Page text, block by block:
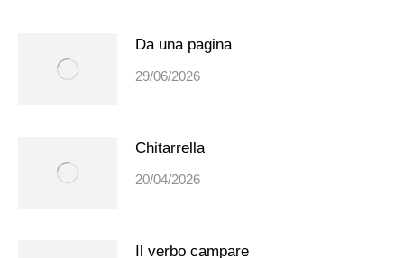
Da una pagina
29/06/2026
Chitarrella
20/04/2026
Il verbo campare